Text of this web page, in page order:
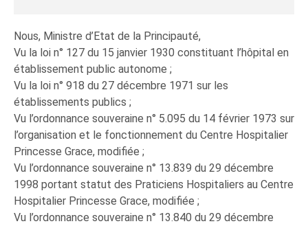
Nous, Ministre d’Etat de la Principauté,
Vu la loi n° 127 du 15 janvier 1930 constituant l’hôpital en
établissement public autonome ;
Vu la loi n° 918 du 27 décembre 1971 sur les
établissements publics ;
Vu l’ordonnance souveraine n° 5.095 du 14 février 1973 sur
l’organisation et le fonctionnement du Centre Hospitalier
Princesse Grace, modifiée ;
Vu l’ordonnance souveraine n° 13.839 du 29 décembre
1998 portant statut des Praticiens Hospitaliers au Centre
Hospitalier Princesse Grace, modifiée ;
Vu l’ordonnance souveraine n° 13.840 du 29 décembre